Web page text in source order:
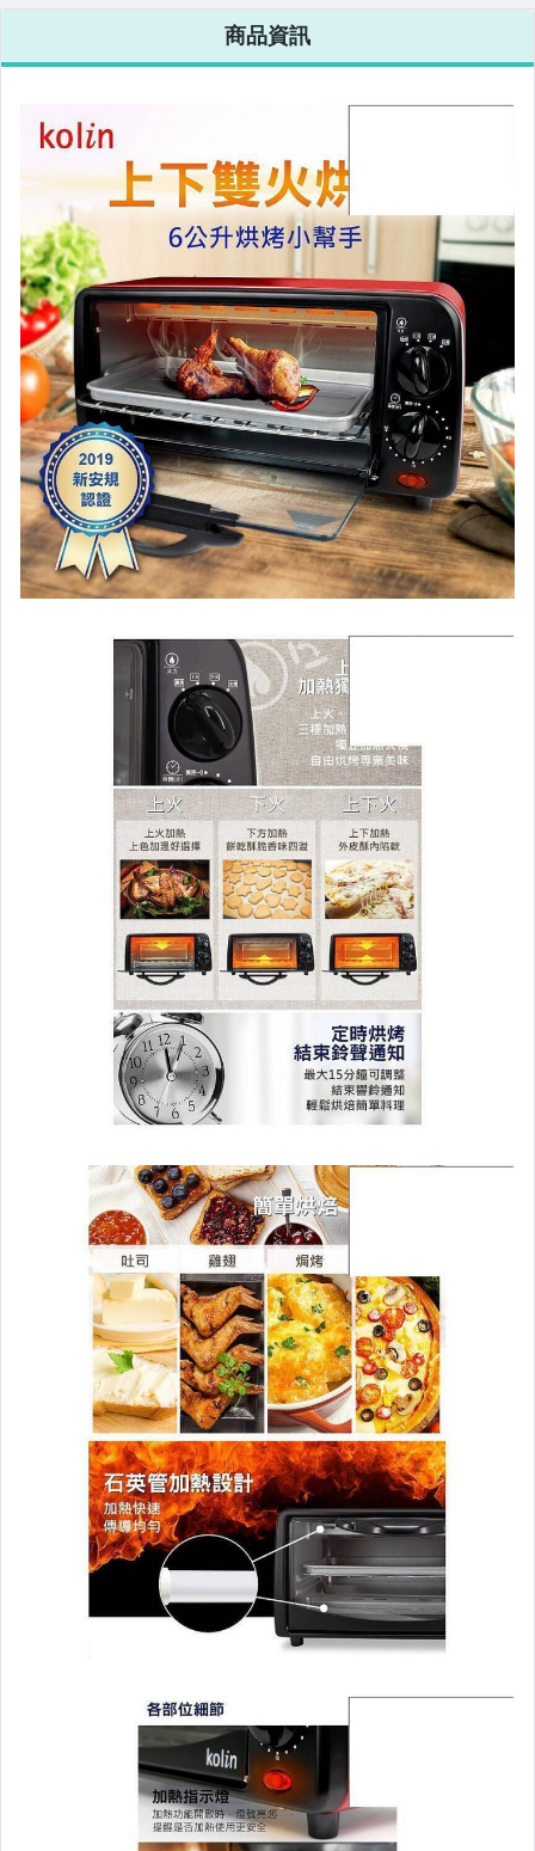
美容保養與彩妝
電腦、平板與周邊
運動、戶外與休閒
嬰幼兒與孕婦
汽機車精品百貨
居家、家具與園藝
玩具、模型與公仔
男性精品與服飾
女裝與服飾配件
偶像、球員卡與郵幣
手錶與飾品配件
女包精品與女鞋
家電與影音視聽
商品資訊